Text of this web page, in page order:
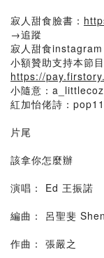
寂人甜食臉書：
→追蹤
寂人甜食
小額贊助支持本節目
https://
小隨意：
紅加怡佬詩：
片尾
該拿你怎麼辦
演唱： Ed 王振諾
編曲： 呂聖斐
作曲： 張嚴之